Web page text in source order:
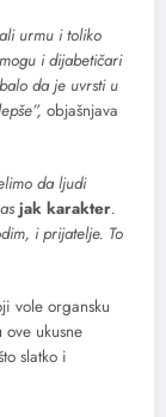
urmu i toliko
i dijabetičari
da je uvrsti u
objašnjava
da ljudi
jak karakter.
i prijatelje. To
vole organsku
ukusne
slatko i